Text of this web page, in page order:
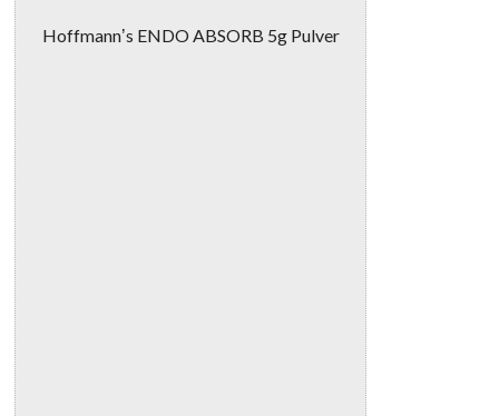
Hoffmannʼs ENDO ABSORB 5g Pulver